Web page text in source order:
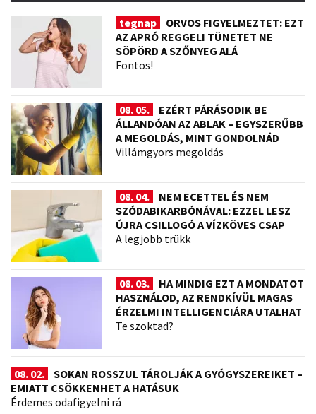
tegnap
ORVOS FIGYELMEZTET: EZT
AZ APRÓ REGGELI TÜNETET NE
SÖPÖRD A SZŐNYEG ALÁ
Fontos!
08. 05.
EZÉRT PÁRÁSODIK BE
ÁLLANDÓAN AZ ABLAK – EGYSZERŰBB
A MEGOLDÁS, MINT GONDOLNÁD
Villámgyors megoldás
08. 04.
NEM ECETTEL ÉS NEM
SZÓDABIKARBÓNÁVAL: EZZEL LESZ
ÚJRA CSILLOGÓ A VÍZKÖVES CSAP
A legjobb trükk
08. 03.
HA MINDIG EZT A MONDATOT
HASZNÁLOD, AZ RENDKÍVÜL MAGAS
ÉRZELMI INTELLIGENCIÁRA UTALHAT
Te szoktad?
08. 02.
SOKAN ROSSZUL TÁROLJÁK A GYÓGYSZEREIKET –
EMIATT CSÖKKENHET A HATÁSUK
Érdemes odafigyelni rá